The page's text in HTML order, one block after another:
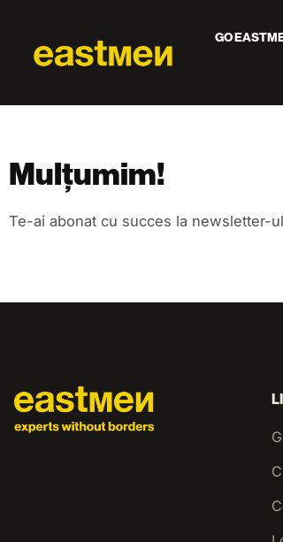
GO
Mulțumim!
Te-ai abonat cu succes la newsletter-